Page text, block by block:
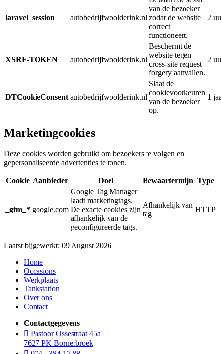
laravel_session autobedrijfwoolderink.nl
van de bezoeker
zodat de website
correct
functioneert.
2
XSRF-TOKEN autobedrijfwoolderink.nl
Beschermt de
website tegen
cross-site request
forgery aanvallen.
2
DTCookieConsent autobedrijfwoolderink.nl
Slaat de
cookievoorkeuren
van de bezoeker
op.
1
Marketingcookies
Deze cookies worden gebruikt om bezoekers te volgen en
gepersonaliseerde advertenties te tonen.
Cookie Aanbieder Doel Bewaartermijn Type
_gtm_* google.com
Google Tag Manager
laadt marketingtags.
De exacte cookies zijn
afhankelijk van de
geconfigureerde tags.
Afhankelijk van
tag
HTTP
Laatst bijgewerkt: 09 August 2026
Home
Occasions
Werkplaats
Tankstation
Over ons
Contact
Contactgegevens
Pastoor Ossestraat 45a
7627 PK Bornerbroek